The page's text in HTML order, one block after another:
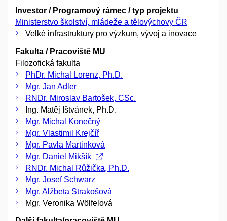
Investor / Programový rámec / typ projektu
Ministerstvo školství, mládeže a tělovýchovy ČR
Velké infrastruktury pro výzkum, vývoj a inovace
Fakulta / Pracoviště MU
Filozofická fakulta
PhDr. Michal Lorenz, Ph.D.
Mgr. Jan Adler
RNDr. Miroslav Bartošek, CSc.
Ing. Matěj Ištvánek, Ph.D.
Mgr. Michal Konečný
Mgr. Vlastimil Krejčíř
Mgr. Pavla Martinková
Mgr. Daniel Mikšík
RNDr. Michal Růžička, Ph.D.
Mgr. Josef Schwarz
Mgr. Alžbeta Strakošová
Mgr. Veronika Wölfelová